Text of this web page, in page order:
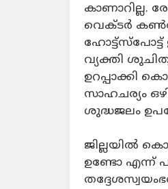
കാണാറില്ല.
വെക്ടർ
ഹോട്ട്സ്പോട്ട്
വ്യക്തി
ഉറപ്പാക്കി
സാഹചര്യം
ശുദ്ധജലം
ജില്ലയിൽ
ഉണ്ടോ എന്ന്